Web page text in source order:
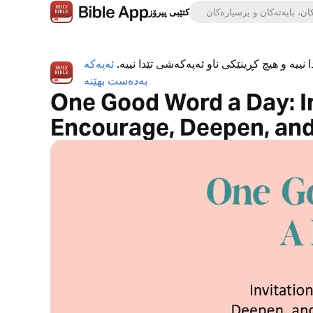
کتێبی پیرۆز
و هیچ کڕینێکی ناو ئەپەکەشی تێدا نییە. ئەپەکە
بەدەست بهێنە
One Good Word a Day:
Encourage, Deepen,